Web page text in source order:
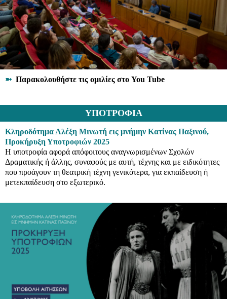
➼ Παρακολουθήστε τις ομιλίες στο You Tube
ΥΠΟΤΡΟΦΙΑ
Κληροδότημα Αλέξη Μινωτή εις μνήμην Κατίνας Παξινού,
Προκήρυξη Υποτροφιών 2025
Η υποτροφία αφορά απόφοιτους αναγνωρισμένων Σχολών
Δραματικής ή άλλης, συναφούς με αυτή, τέχνης και με ειδικότητες
που προάγουν τη θεατρική τέχνη γενικότερα, για εκπαίδευση ή
μετεκπαίδευση στο εξωτερικό.